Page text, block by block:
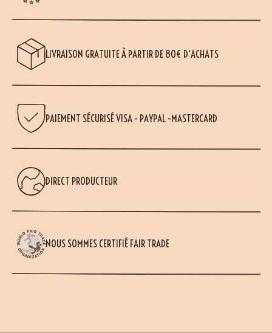
LIVRAISON GRATUITE À PARTIR DE 80€ D'ACHATS
PAIEMENT SÉCURISÉ VISA - PAYPAL -MASTERCARD
DIRECT PRODUCTEUR
NOUS SOMMES CERTIFIÉ FAIR TRADE